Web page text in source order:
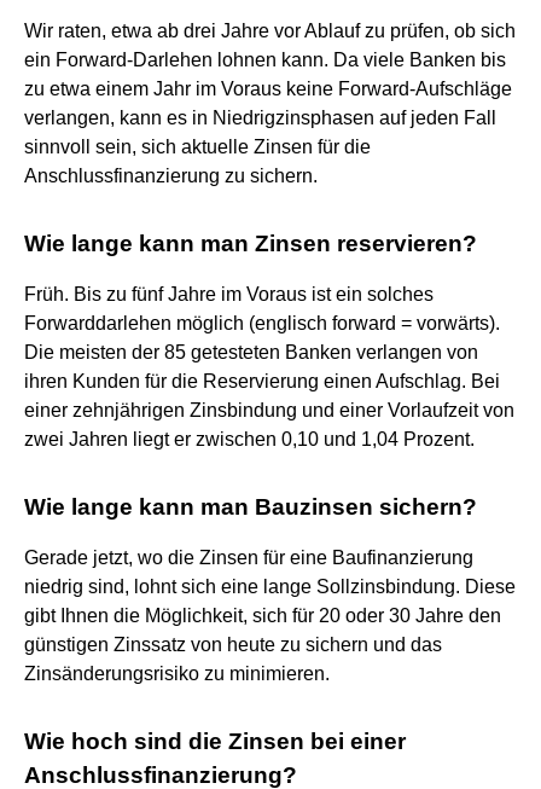
Wir raten, etwa ab drei Jahre vor Ablauf zu prüfen, ob sich
ein Forward-Darlehen lohnen kann. Da viele Banken bis
zu etwa einem Jahr im Voraus keine Forward-Aufschläge
verlangen, kann es in Niedrigzinsphasen auf jeden Fall
sinnvoll sein, sich aktuelle Zinsen für die
Anschlussfinanzierung zu sichern.
Wie lange kann man Zinsen reservieren?
Früh. Bis zu fünf Jahre im Voraus ist ein solches
Forwarddarlehen möglich (englisch forward = vorwärts).
Die meisten der 85 getesteten Banken verlangen von
ihren Kunden für die Reservierung einen Aufschlag. Bei
einer zehnjährigen Zinsbindung und einer Vorlaufzeit von
zwei Jahren liegt er zwischen 0,10 und 1,04 Prozent.
Wie lange kann man Bauzinsen sichern?
Gerade jetzt, wo die Zinsen für eine Baufinanzierung
niedrig sind, lohnt sich eine lange Sollzinsbindung. Diese
gibt Ihnen die Möglichkeit, sich für 20 oder 30 Jahre den
günstigen Zinssatz von heute zu sichern und das
Zinsänderungsrisiko zu minimieren.
Wie hoch sind die Zinsen bei einer
Anschlussfinanzierung?